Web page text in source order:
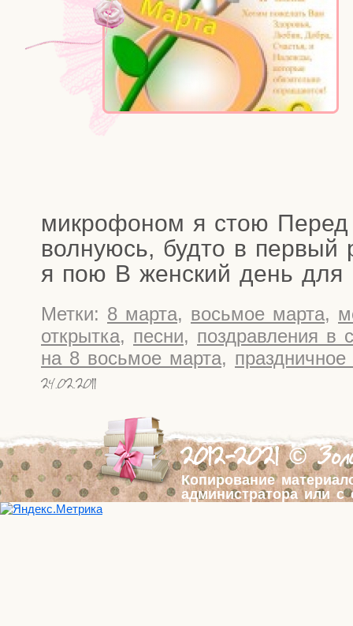
мик­ро­фо­ном я стою
вол­ну­юсь, буд­то в пер­вый
я пою В жен­ский день для
Метки: 8 марта, восьмое марта,
открытка, песни, поздравления в
на 8 восьмое марта,
24.02.2011
2012-2021 ©
Копирование
администратора или с